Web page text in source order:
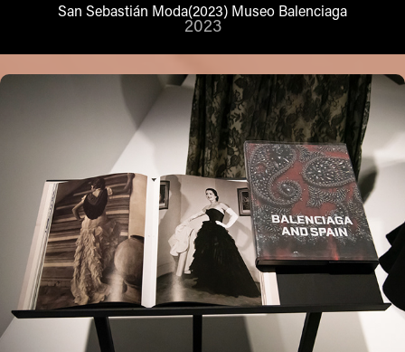
San Sebastián Moda(2023) Museo Balenciaga
2023